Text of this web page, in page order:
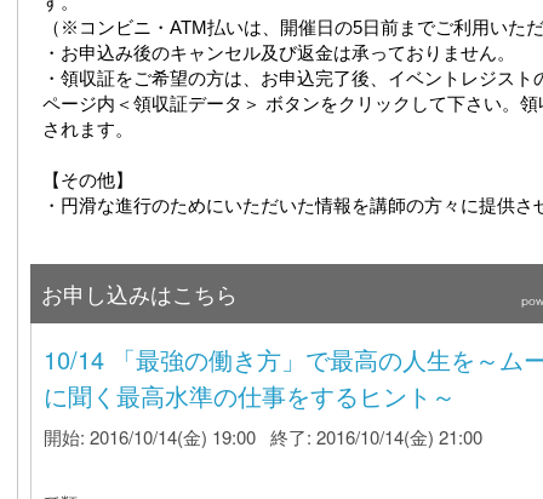
（※コンビニ・ATM払いは、開催日の5日前までご利用いた
・お申込み後のキャンセル及び返金は承っておりません。
・領収証をご希望の方は、お申込完了後、イベントレジスト
ページ内＜領収証データ＞ ボタンをクリックして下さい。
されます。
【その他】
・円滑な進行のためにいただいた情報を講師の方々に提供さ